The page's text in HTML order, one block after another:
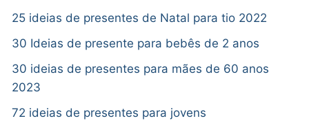
25 ideias de presentes de Natal para tio 2022
30 Ideias de presente para bebês de 2 anos
30 ideias de presentes para mães de 60 anos
2023
72 ideias de presentes para jovens